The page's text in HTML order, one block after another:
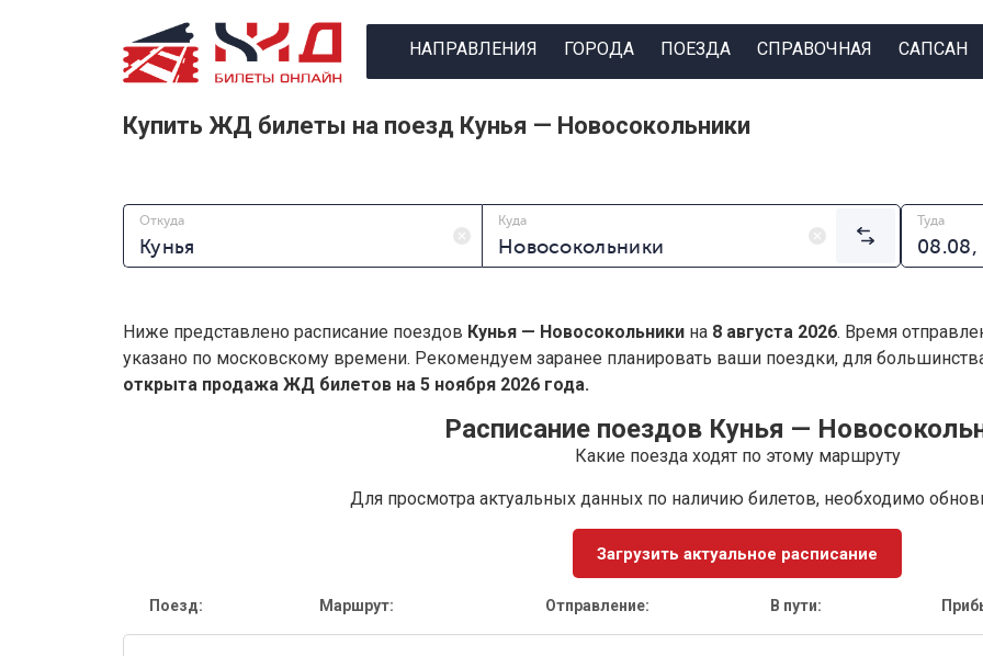
НАПРАВЛЕНИЯ ГОРОДА ПОЕЗДА СПРАВОЧНАЯ САПСАН
Купить ЖД билеты на поезд Кунья — Новосокольники
Откуда Куда Туда
Ниже представлено расписание поездов Кунья — Новосокольники на 8 августа 2026. Время
указано по московскому времени. Рекомендуем заранее планировать ваши поездки, для
открыта продажа ЖД билетов на 5 ноября 2026 года.
Расписание поездов Кунья —
Какие поезда ходят по этому маршруту
Для просмотра актуальных данных по наличию билетов, необходимо
Загрузить актуальное расписание
Поезд: Маршрут: Отправление: В пути: